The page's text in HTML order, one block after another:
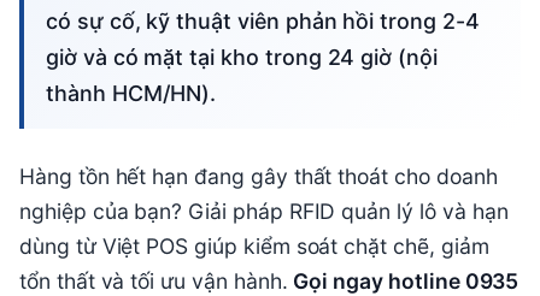
có sự cố, kỹ thuật viên phản hồi trong 2-4
giờ và có mặt tại kho trong 24 giờ (nội
thành HCM/HN).
Hàng tồn hết hạn đang gây thất thoát cho doanh
nghiệp của bạn? Giải pháp RFID quản lý lô và hạn
dùng từ Việt POS giúp kiểm soát chặt chẽ, giảm
tổn thất và tối ưu vận hành. Gọi ngay hotline 0935